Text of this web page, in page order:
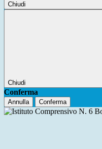
Chiudi
Chiudi
Conferma
Annulla Conferma